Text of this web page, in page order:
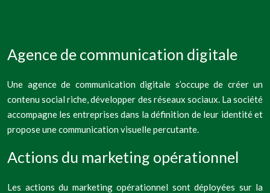
Agence de communication digitale
Une agence de communication digitale s’occupe de créer un
contenu social riche, développer des réseaux sociaux. La société
accompagne les entreprises dans la définition de leur identité et
propose une communication visuelle percutante.
Actions du marketing opérationnel
Les actions du marketing opérationnel sont déployées sur la